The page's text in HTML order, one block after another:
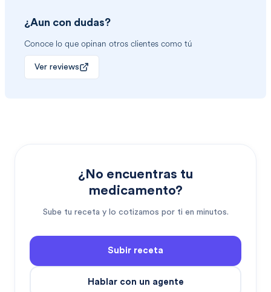
¿Aun con dudas?
Conoce lo que opinan otros clientes como tú
Ver reviews
¿No encuentras tu
medicamento?
Sube tu receta y lo cotizamos por ti en minutos.
Subir receta
Hablar con un agente